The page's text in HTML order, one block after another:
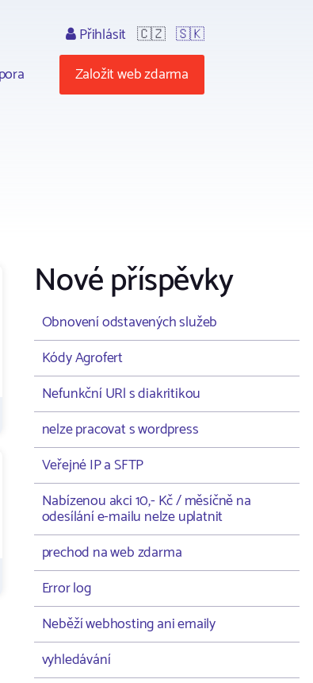
Přihlásit 🇨🇿 🇸🇰
Založit web zdarma
Nové příspěvky
Obnovení odstavených služeb
Kódy Agrofert
Nefunkční URl s diakritikou
nelze pracovat s wordpress
Veřejné IP a SFTP
Nabízenou akci 10,- Kč / měsíčně na
odesílání e-mailu nelze uplatnit
prechod na web zdarma
Error log
Neběží webhosting ani emaily
vyhledávání